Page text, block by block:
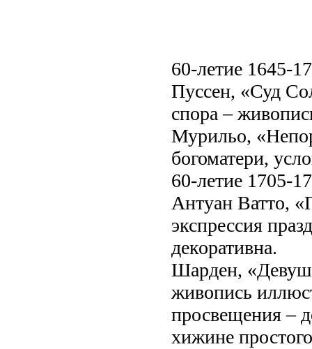
60-летие 1645-
Пуссен, «Суд
спора –
Мурильо,
богоматери,
60-летие 1705-
Антуан Ватто,
экспрессия
декоративна.
Шарден,
живопись
просвещения –
хижине